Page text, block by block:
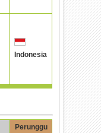
Indonesia
Perunggu